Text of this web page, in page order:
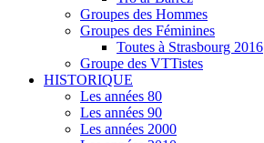
Groupes des Hommes
Groupes des Féminines
Toutes à Strasbourg 2016
Groupe des VTTistes
HISTORIQUE
Les années 80
Les années 90
Les années 2000